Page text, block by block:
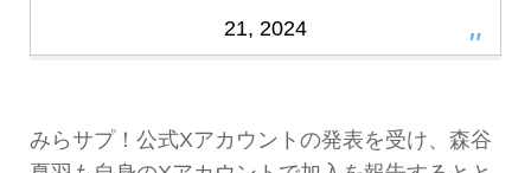
21, 2024
みらサプ！公式Xアカウントの発表を受け、森谷